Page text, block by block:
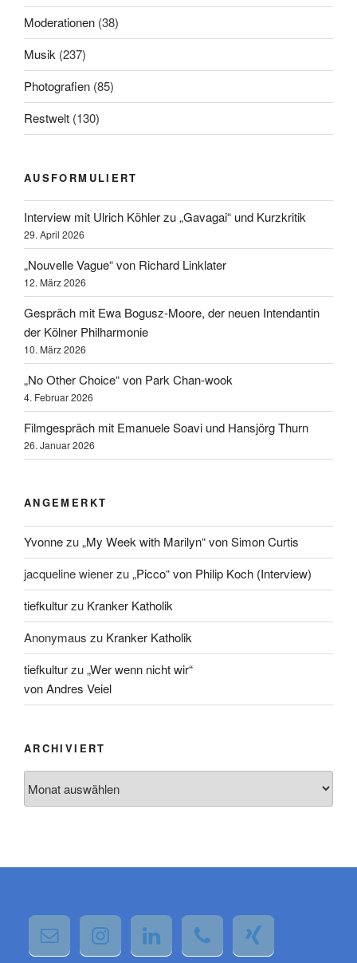
Moderationen (38)
Musik (237)
Photografien (85)
Restwelt (130)
AUSFORMULIERT
Interview mit Ulrich Köhler zu „Gavagai“ und Kurzkritik
29. April 2026
„Nouvelle Vague“ von Richard Linklater
12. März 2026
Gespräch mit Ewa Bogusz-Moore, der neuen Intendantin
der Kölner Philharmonie
10. März 2026
„No Other Choice“ von Park Chan-wook
4. Februar 2026
Filmgespräch mit Emanuele Soavi und Hansjörg Thurn
26. Januar 2026
ANGEMERKT
Yvonnezu„My Week with Marilyn“ von Simon Curtis
jacqueline wienerzu„Picco“ von Philip Koch (Interview)
tiefkulturzu Kranker Katholik
Anonymaus zu Kranker Katholik
tiefkulturzu„Wer wenn nicht wir“
von Andres Veiel
ARCHIVIERT